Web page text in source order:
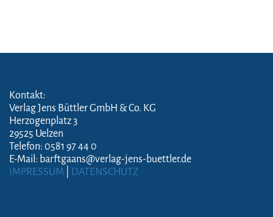
Kontakt:
Verlag Jens Büttler GmbH & Co. KG
Herzogenplatz 3
29525 Uelzen
Telefon: 0581 97 44 0
E-Mail: barftgaans@verlag-jens-buettler.de
IMPRESSUM
DATENSCHUTZ